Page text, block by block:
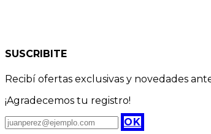
SUSCRIBITE
Recibí ofertas exclusivas y novedades
¡Agradecemos tu registro!
OK